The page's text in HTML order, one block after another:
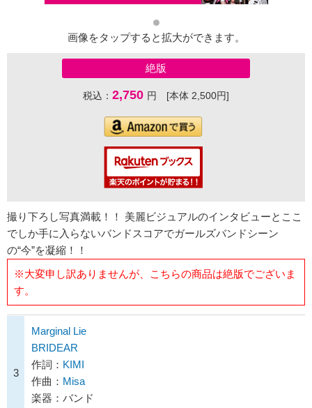
画像をタップすると拡大ができます。
絶版
税込： 2,750 円 [本体 2,500円]
撮り下ろし写真満載！！ 美麗ビジュアルのインタビューとここ
でしか手に入らないバンドスコアでガールズバンドシーン
の“今”を凝縮！！
※大変申し訳ありませんが、こちらの商品は絶版でございま
す。
3
Marginal Lie
BRIDEAR
作詞： KIMI
作曲： Misa
楽器：バンド